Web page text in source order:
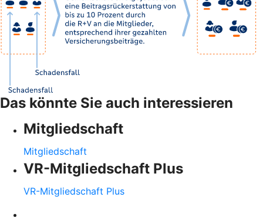
Das könnte Sie auch interessieren
Mitgliedschaft
Mitgliedschaft
VR-Mitgliedschaft Plus
VR-Mitgliedschaft Plus